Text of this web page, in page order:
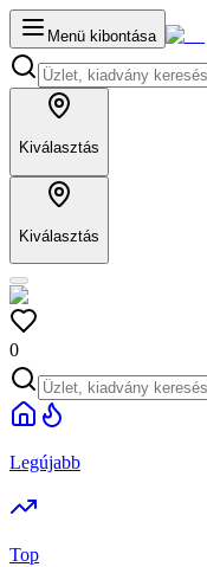
Menü kibontása
Kiválasztás
Kiválasztás
0
Legújabb
Top